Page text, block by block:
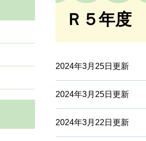
Ｒ５年度
2024年3月25日更新
2024年3月25日更新
2024年3月22日更新